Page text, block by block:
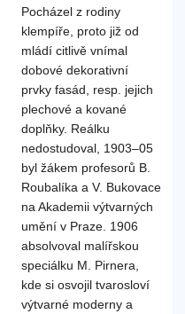
Pocházel z rodiny
klempíře, proto již od
mládí citlivě vnímal
dobové dekorativní
prvky fasád, resp. jejich
plechové a kované
doplňky. Reálku
nedostudoval, 1903–05
byl žákem profesorů B.
Roubalíka a V. Bukovace
na Akademii výtvarných
umění v Praze. 1906
absolvoval malířskou
speciálku M. Pirnera,
kde si osvojil tvarosloví
výtvarné moderny a